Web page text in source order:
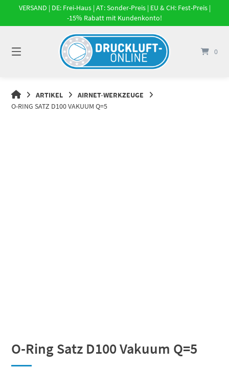
Springe
Inhalt
VERSAND | DE: Frei-Haus | AT: Sonder-Preis | EU & CH: Fest-Preis |
-15% Rabatt mit Kundenkonto!
0
DRUCKLUFT-
ONLINE
ARTIKEL
AIRNET-WERKZEUGE
O-RING SATZ D100 VAKUUM Q=5
O-Ring Satz D100 Vakuum Q=5